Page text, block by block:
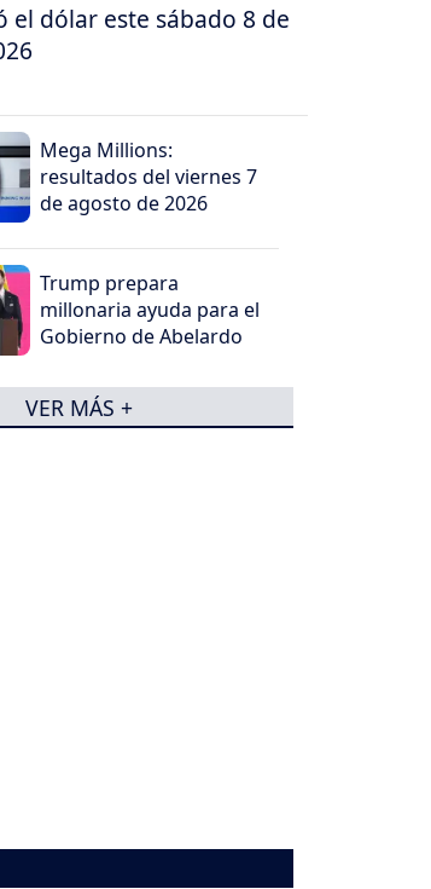
el dólar este sábado 8 de
Mega Millions:
resultados del viernes 7
de agosto de 2026
Trump prepara
millonaria ayuda para el
Gobierno de Abelardo
VER MÁS +